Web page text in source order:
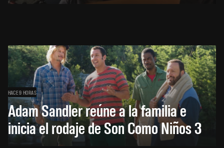
HACE 9 HORAS
Adam Sandler reúne a la familia e
inicia el rodaje de Son Como Niños 3